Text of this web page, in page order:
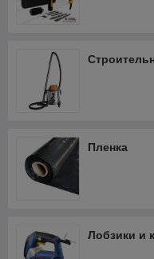
Пленка
Лобзики и